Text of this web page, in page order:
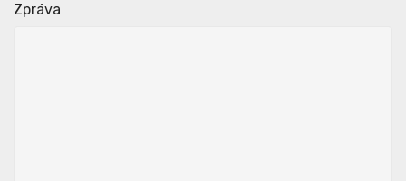
Zpráva